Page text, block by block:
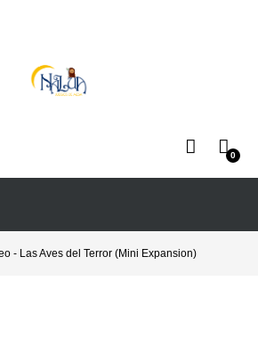
0
- Las Aves del Terror (Mini Expansion)